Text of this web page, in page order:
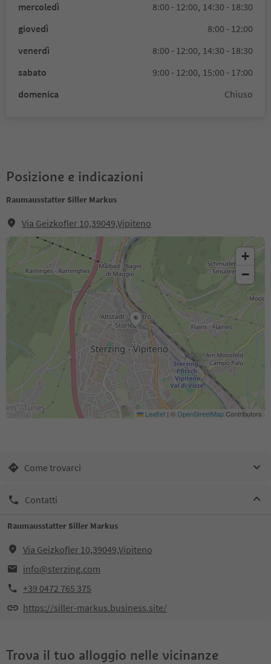
mercoledì
8:00 - 12:00, 14:30 - 18:30
giovedì
8:00 - 12:00
venerdì
8:00 - 12:00, 14:30 - 18:30
sabato
9:00 - 12:00, 15:00 - 17:00
domenica
Chiuso
Posizione e indicazioni
Raumausstatter Siller Markus
Via Geizkofler 10,39049,Vipiteno
+
−
Leaflet | ©OpenStreetMapContributors
Come trovarci
Contatti
Raumausstatter Siller Markus
Via Geizkofler 10,39049,Vipiteno
info@sterzing.com
+39 0472 765 375
https://siller-markus.business.site/
Trova il tuo alloggio nelle vicinanze